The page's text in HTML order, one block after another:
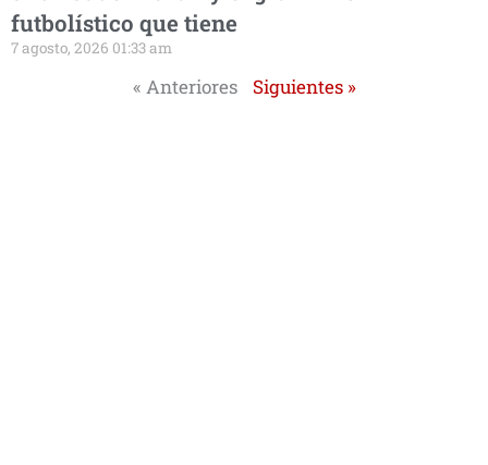
futbolístico que tiene
7 agosto, 2026 01:33 am
« Anteriores Siguientes »